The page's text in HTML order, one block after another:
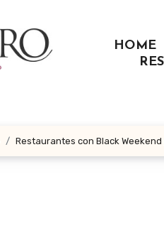
HOME
Restaurantes con Black